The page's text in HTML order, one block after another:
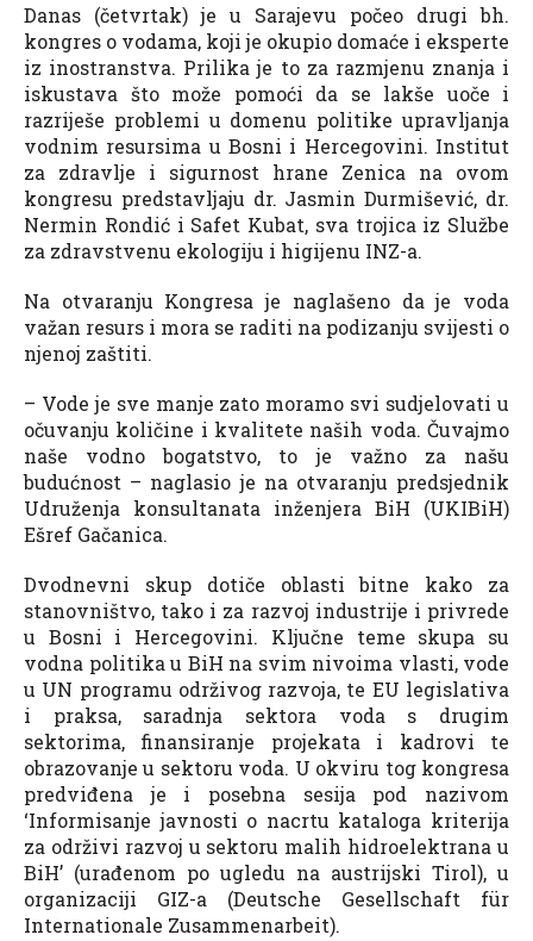
Danas (četvrtak) je u Sarajevu počeo drugi bh.
kongres o vodama, koji je okupio domaće i eksperte
iz inostranstva. Prilika je to za razmjenu znanja i
iskustava što može pomoći da se lakše uoče i
razriješe problemi u domenu politike upravljanja
vodnim resursima u Bosni i Hercegovini. Institut
za zdravlje i sigurnost hrane Zenica na ovom
kongresu predstavljaju dr. Jasmin Durmišević, dr.
Nermin Rondić i Safet Kubat, sva trojica iz Službe
za zdravstvenu ekologiju i higijenu INZ-a.
Na otvaranju Kongresa je naglašeno da je voda
važan resurs i mora se raditi na podizanju svijesti o
njenoj zaštiti.
– Vode je sve manje zato moramo svi sudjelovati u
očuvanju količine i kvalitete naših voda. Čuvajmo
naše vodno bogatstvo, to je važno za našu
budućnost – naglasio je na otvaranju predsjednik
Udruženja konsultanata inženjera BiH (UKIBiH)
Ešref Gačanica.
Dvodnevni skup dotiče oblasti bitne kako za
stanovništvo, tako i za razvoj industrije i privrede
u Bosni i Hercegovini. Ključne teme skupa su
vodna politika u BiH na svim nivoima vlasti, vode
u UN programu održivog razvoja, te EU legislativa
i praksa, saradnja sektora voda s drugim
sektorima, finansiranje projekata i kadrovi te
obrazovanje u sektoru voda. U okviru tog kongresa
predviđena je i posebna sesija pod nazivom
‘Informisanje javnosti o nacrtu kataloga kriterija
za održivi razvoj u sektoru malih hidroelektrana u
BiH’ (urađenom po ugledu na austrijski Tirol), u
organizaciji GIZ-a (Deutsche Gesellschaft für
Internationale Zusammenarbeit).